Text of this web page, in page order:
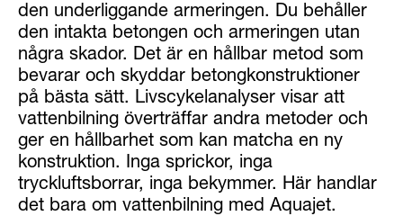
den underliggande armeringen. Du behåller
den intakta betongen och armeringen utan
några skador. Det är en hållbar metod som
bevarar och skyddar betongkonstruktioner
på bästa sätt. Livscykelanalyser visar att
vattenbilning överträffar andra metoder och
ger en hållbarhet som kan matcha en ny
konstruktion. Inga sprickor, inga
tryckluftsborrar, inga bekymmer. Här handlar
det bara om vattenbilning med Aquajet.